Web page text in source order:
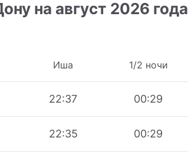
на август 2026 года
Иша 1/2 ночи
22:37 00:29
22:35 00:29